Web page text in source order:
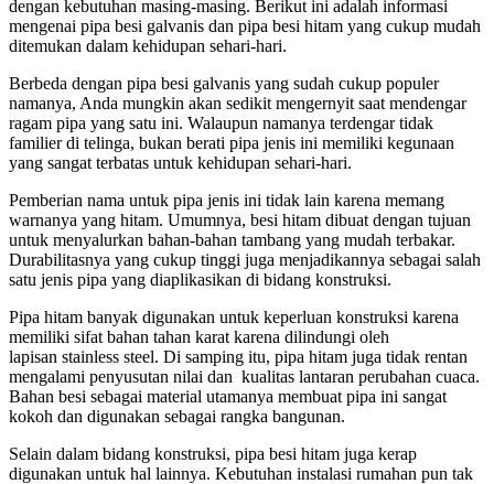
dengan kebutuhan masing-masing. Berikut ini adalah informasi
mengenai pipa besi galvanis dan pipa besi hitam yang cukup mudah
ditemukan dalam kehidupan sehari-hari.
Berbeda dengan pipa besi galvanis yang sudah cukup populer
namanya, Anda mungkin akan sedikit mengernyit saat mendengar
ragam pipa yang satu ini. Walaupun namanya terdengar tidak
familier di telinga, bukan berati pipa jenis ini memiliki kegunaan
yang sangat terbatas untuk kehidupan sehari-hari.
Pemberian nama untuk pipa jenis ini tidak lain karena memang
warnanya yang hitam. Umumnya, besi hitam dibuat dengan tujuan
untuk menyalurkan bahan-bahan tambang yang mudah terbakar.
Durabilitasnya yang cukup tinggi juga menjadikannya sebagai salah
satu jenis pipa yang diaplikasikan di bidang konstruksi.
Pipa hitam banyak digunakan untuk keperluan konstruksi karena
memiliki sifat bahan tahan karat karena dilindungi oleh
lapisan stainless steel. Di samping itu, pipa hitam juga tidak rentan
mengalami penyusutan nilai dan kualitas lantaran perubahan cuaca.
Bahan besi sebagai material utamanya membuat pipa ini sangat
kokoh dan digunakan sebagai rangka bangunan.
Selain dalam bidang konstruksi, pipa besi hitam juga kerap
digunakan untuk hal lainnya. Kebutuhan instalasi rumahan pun tak